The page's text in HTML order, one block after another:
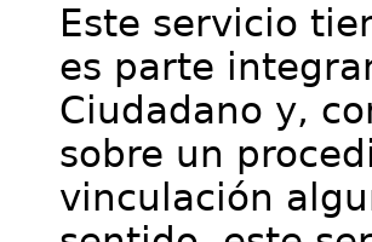
Este servicio
es parte
Ciudadano y,
sobre un
vinculación